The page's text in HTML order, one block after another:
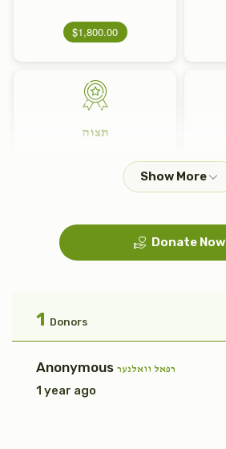
$1,800.00
תצוה
Donate Now
1 Donors
Anonymous רפאל וואלנער
1 year ago